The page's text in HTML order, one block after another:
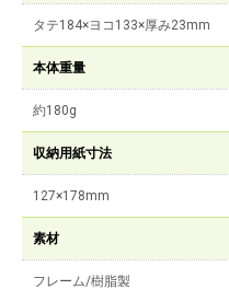
タテ184×ヨコ133×厚み23mm
本体重量
約180g
収納用紙寸法
127×178mm
素材
フレーム/樹脂製